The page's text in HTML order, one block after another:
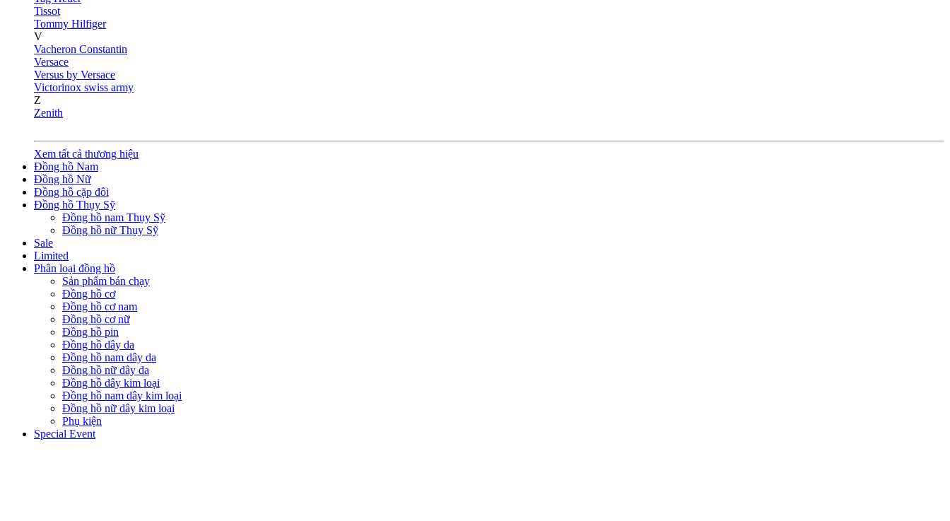
Tissot
Tommy Hilfiger
V
Vacheron Constantin
Versace
Versus by Versace
Victorinox swiss army
Z
Zenith
Xem tất cả thương hiệu
Đồng hồ Nam
Đồng hồ Nữ
Đồng hồ cặp đôi
Đồng hồ Thụy Sỹ
Đồng hồ nam Thụy Sỹ
Đồng hồ nữ Thụy Sỹ
Sale
Limited
Phân loại đồng hồ
Sản phẩm bán chạy
Đồng hồ cơ
Đồng hồ cơ nam
Đồng hồ cơ nữ
Đồng hồ pin
Đồng hồ dây da
Đồng hồ nam dây da
Đồng hồ nữ dây da
Đồng hồ dây kim loại
Đồng hồ nam dây kim loại
Đồng hồ nữ dây kim loại
Phụ kiện
Special Event